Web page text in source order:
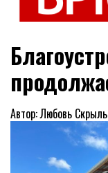
Автор: Любовь Скрыль